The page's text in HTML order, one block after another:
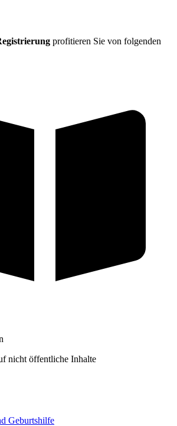
profitieren Sie von folgenden
nicht öffentliche Inhalte
Geburtshilfe